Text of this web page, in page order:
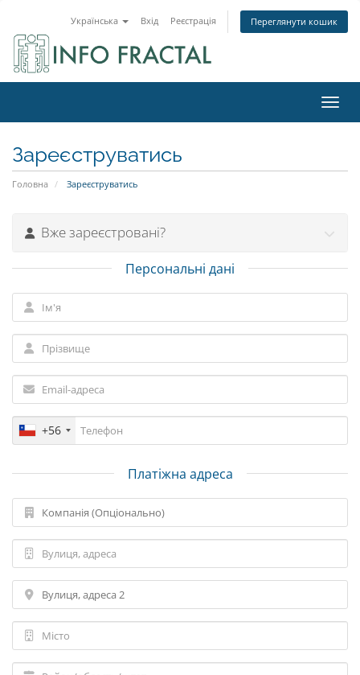
Українська Вхід Реєстрація Переглянути кошик
Зареєструватись
Головна Зареєструватись
Вже зареєстровані?
Персональні дані
+56
Платіжна адреса